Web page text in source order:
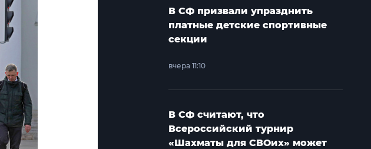
В СФ призвали упразднить
платные детские спортивные
секции
вчера 11:10
В СФ считают, что
Всероссийский турнир
«Шахматы для СВОих» может